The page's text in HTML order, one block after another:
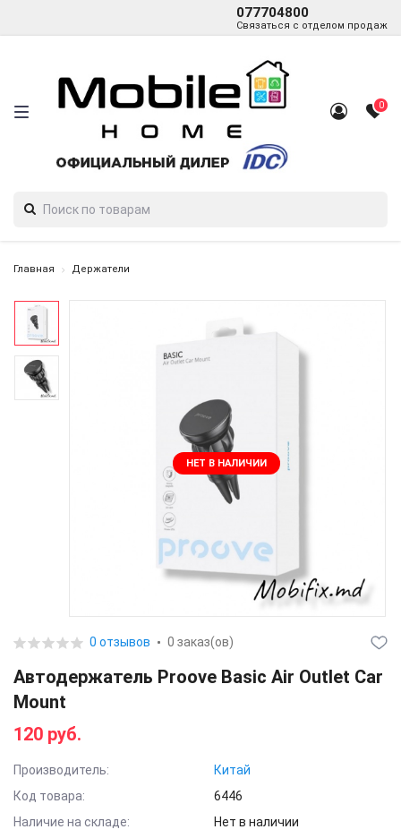
077704800
Связаться с отделом продаж
0
Главная Держатели
НЕТ В НАЛИЧИИ
0 отзывов 0 заказ(ов)
Автодержатель Proove Basic Air Outlet Car
Mount
120 руб.
Производитель:
Китай
Код товара:
6446
Наличие на складе:
Нет в наличии